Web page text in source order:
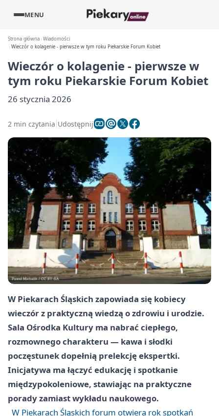
MENU
Strona główna Wiadomości
Wieczór o kolagenie - pierwsze w tym roku Piekarskie Forum Kobiet
Wieczór o kolagenie - pierwsze w
tym roku Piekarskie Forum Kobiet
26 stycznia 2026
2 min czytania Udostępnij
W Piekarach Śląskich zapowiada się kobiecy
wieczór z praktyczną wiedzą o zdrowiu i urodzie.
Sala Ośrodka Kultury ma nabrać ciepłego,
rozmownego charakteru — kawa i słodki
poczęstunek dopełnią prelekcję ekspertki.
Inicjatywa ma łączyć edukację i spotkanie
międzypokoleniowe, stawiając na praktyczne
porady zamiast wykładu naukowego.
W Piekarach Śląskich forum otwiera rok spotkań